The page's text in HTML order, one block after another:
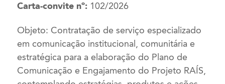
Carta-convite nº: 102/2026
Objeto: Contratação de serviço especializado
em comunicação institucional, comunitária e
estratégica para a elaboração do Plano de
Comunicação e Engajamento do Projeto RAÍS,